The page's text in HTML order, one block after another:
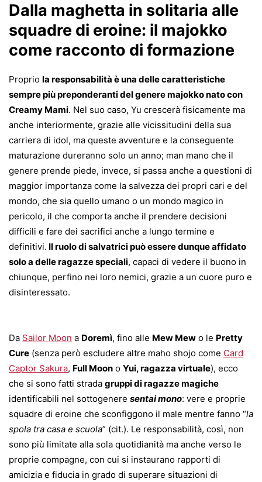
Dalla maghetta in solitaria alle
squadre di eroine: il majokko
come racconto di formazione
Proprio la responsabilità è una delle caratteristiche
sempre più preponderanti del genere majokko nato con
Creamy Mami. Nel suo caso, Yu crescerà fisicamente ma
anche interiormente, grazie alle vicissitudini della sua
carriera di idol, ma queste avventure e la conseguente
maturazione dureranno solo un anno; man mano che il
genere prende piede, invece, si passa anche a questioni di
maggior importanza come la salvezza dei propri cari e del
mondo, che sia quello umano o un mondo magico in
pericolo, il che comporta anche il prendere decisioni
difficili e fare dei sacrifici anche a lungo termine e
definitivi. Il ruolo di salvatrici può essere dunque affidato
solo a delle ragazze speciali, capaci di vedere il buono in
chiunque, perfino nei loro nemici, grazie a un cuore puro e
disinteressato.
Da Sailor Moon a Doremì, fino alle Mew Mew o le Pretty
Cure (senza però escludere altre maho shojo come Card
Captor Sakura, Full Moon o Yui, ragazza virtuale), ecco
che si sono fatti strada gruppi di ragazze magiche
identificabili nel sottogenere sentai mono: vere e proprie
squadre di eroine che sconfiggono il male mentre fanno “la
spola tra casa e scuola” (cit.). Le responsabilità, così, non
sono più limitate alla sola quotidianità ma anche verso le
proprie compagne, con cui si instaurano rapporti di
amicizia e fiducia in grado di superare situazioni di